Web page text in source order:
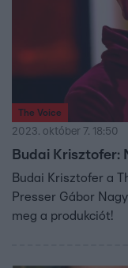
The Voice
2023. október 7. 18:50
Budai Krisztofer:
Budai Krisztofer a
Presser Gábor
meg a produkciót!